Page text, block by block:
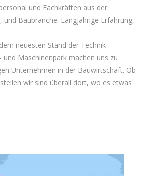
und Fachkräften aus der
und Baubranche. Langjährige Erfahrung,
neuesten Stand der Technik
und Maschinenpark machen uns zu
Unternehmen in der Bauwirtschaft. Ob
wir sind überall dort, wo es etwas